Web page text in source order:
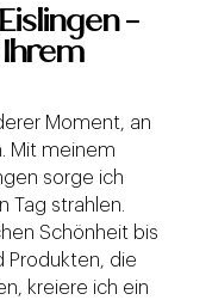
–
Moment, an
Mit meinem
sorge ich
Tag strahlen.
Schönheit bis
Produkten, die
kreiere ich ein